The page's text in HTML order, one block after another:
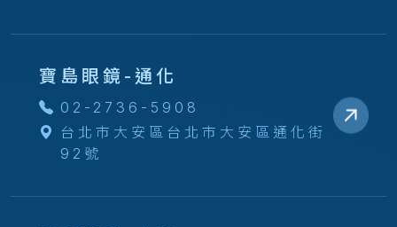
寶島眼鏡-通化
02-2736-5908
台北市大安區台北市大安區通化街
92號